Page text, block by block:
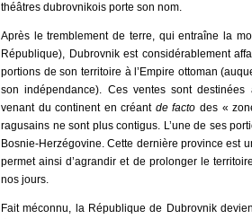
théâtres dubrovnikois porte son nom.
Après le tremblement de terre, qui entraîne la
République), Dubrovnik est considérablement
portions de son territoire à l’Empire ottoman
son indépendance). Ces ventes sont
venant du continent en créant de facto des «
ragusains ne sont plus contigus. L’une de ses
Bosnie-Herzégovine. Cette dernière province est
permet ainsi d’agrandir et de prolonger le
nos jours.
Fait méconnu, la République de Dubrovnik